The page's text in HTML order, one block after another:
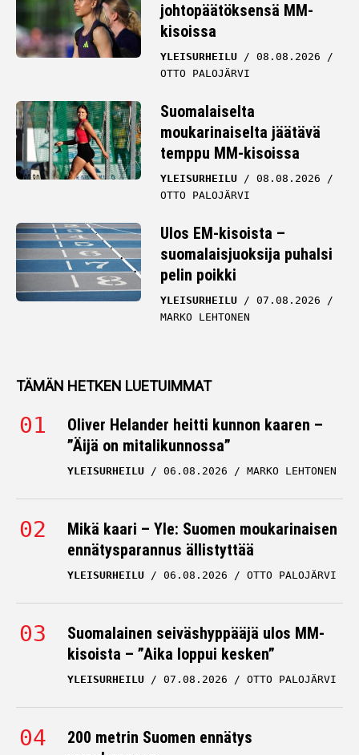
johtopäätöksensä MM-
kisoissa
YLEISURHEILU
08.08.2026
OTTO PALOJÄRVI
Suomalaiselta
moukarinaiselta jäätävä
temppu MM-kisoissa
YLEISURHEILU
08.08.2026
OTTO PALOJÄRVI
Ulos EM-kisoista –
suomalaisjuoksija puhalsi
pelin poikki
YLEISURHEILU
07.08.2026
MARKO LEHTONEN
TÄMÄN HETKEN LUETUIMMAT
Oliver Helander heitti kunnon kaaren –
”Äijä on mitalikunnossa”
YLEISURHEILU 06.08.2026 MARKO LEHTONEN
Mikä kaari – Yle: Suomen moukarinaisen
ennätysparannus ällistyttää
YLEISURHEILU 06.08.2026 OTTO PALOJÄRVI
Suomalainen seiväshyppääjä ulos MM-
kisoista – ”Aika loppui kesken”
YLEISURHEILU 07.08.2026 OTTO PALOJÄRVI
200 metrin Suomen ennätys